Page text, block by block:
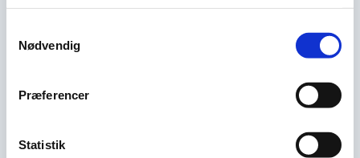
Nødvendig
Præferencer
Statistik